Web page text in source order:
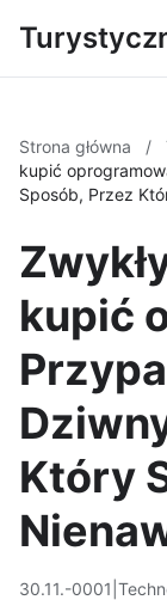
Strona główna /
kupić
Sposób, Przez
kupić
Który
30.11.-0001